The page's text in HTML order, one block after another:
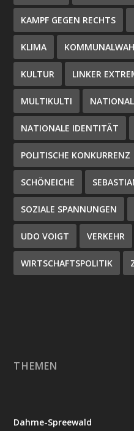
KAMPF GEGEN RECHTS
KLIMA
KULTUR LINKER
MULTIKULTI
NATIONALE IDENTITÄT
POLITISCHE KONKURRENZ
SCHÖNEICHE
SOZIALE SPANNUNGEN
UDO VOIGT VERKEHR
WIRTSCHAFTSPOLITIK
THEMEN
Dahme-Spreewald